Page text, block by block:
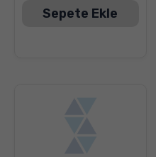
Sepete Ekle